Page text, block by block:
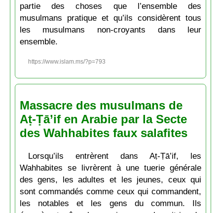
partie des choses que l’ensemble des
musulmans pratique et qu’ils considèrent tous
les musulmans non-croyants dans leur
ensemble.
https://www.islam.ms/?p=793
Massacre des musulmans de
Aṭ-Ṭā’if en Arabie par la Secte
des Wahhabites faux salafites
Lorsqu’ils entrèrent dans Aṭ-Ṭā’if, les
Wahhabites se livrèrent à une tuerie générale
des gens, les adultes et les jeunes, ceux qui
sont commandés comme ceux qui commandent,
les notables et les gens du commun. Ils